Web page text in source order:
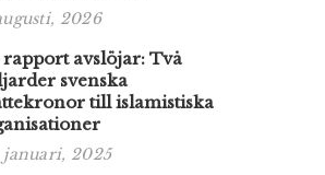
2026
avslöjar: Två
svenska
till islamistiska
januari, 2025